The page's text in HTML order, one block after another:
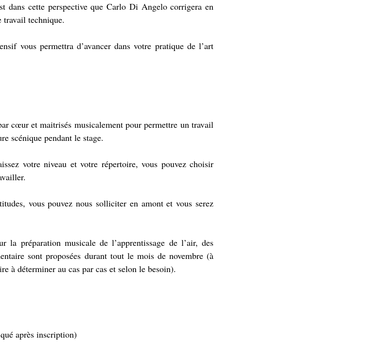
dans cette perspective que Carlo Di Angelo corrigera en
travail technique.
vous permettra d’avancer dans votre pratique de l’art
cœur et maitrisés musicalement pour permettre un travail
scénique pendant le stage.
votre niveau et votre répertoire, vous pouvez choisir
vous pouvez nous solliciter en amont et vous serez
la préparation musicale de l’apprentissage de l’air, des
sont proposées durant tout le mois de novembre (à
à déterminer au cas par cas et selon le besoin).
après inscription)